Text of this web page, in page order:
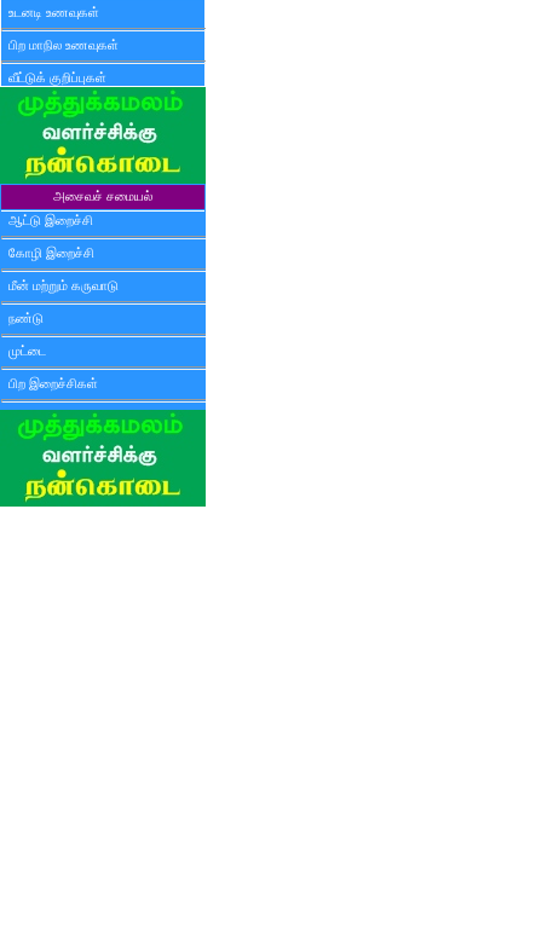
உடனடி உணவுகள்
பிற மாநில உணவுகள்
வீட்டுக் குறிப்புகள்
அசைவச் சமையல்
ஆட்டு இறைச்சி
கோழி இறைச்சி
மீன் மற்றும் கருவாடு
நண்டு
முட்டை
பிற இறைச்சிகள்